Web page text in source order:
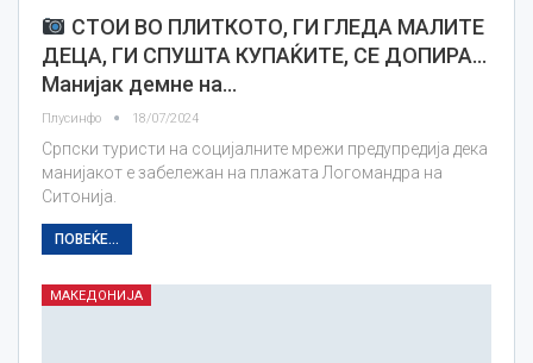
СТОИ ВО ПЛИТКОТО, ГИ ГЛЕДА МАЛИТЕ
ДЕЦА, ГИ СПУШТА КУПАЌИТЕ, СЕ ДОПИРА…
Манијак демне на…
Плусинфо 18/07/2024
Српски туристи на социјалните мрежи предупредија дека
манијакот е забележан на плажата Логомандра на
Ситонија.
ПОВЕЌЕ...
МАКЕДОНИЈА